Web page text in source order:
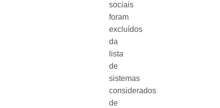
sociais
foram
excluídos
da
lista
de
sistemas
considerados
de